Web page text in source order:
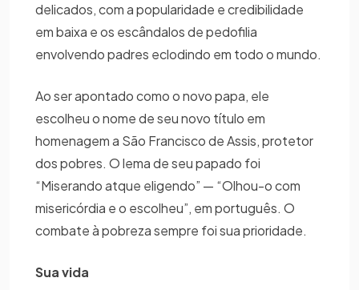
delicados, com a popularidade e credibilidade
em baixa e os escândalos de pedofilia
envolvendo padres eclodindo em todo o mundo.
Ao ser apontado como o novo papa, ele
escolheu o nome de seu novo título em
homenagem a São Francisco de Assis, protetor
dos pobres. O lema de seu papado foi
“Miserando atque eligendo” — “Olhou-o com
misericórdia e o escolheu”, em português. O
combate à pobreza sempre foi sua prioridade.
Sua vida